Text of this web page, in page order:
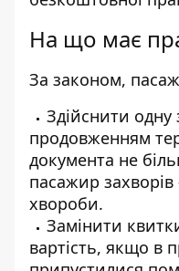
На що має
За законом,
Здійснити одну
продовженням
документа не
пасажир
хвороби.
Замінити
вартість, якщо в